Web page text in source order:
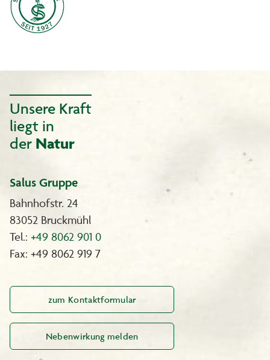
Unsere Kraft
liegt in
der Natur
Salus Gruppe
Bahnhofstr. 24
83052 Bruckmühl
Tel.: +49 8062 901 0
Fax: +49 8062 919 7
zum Kontaktformular
Nebenwirkung melden